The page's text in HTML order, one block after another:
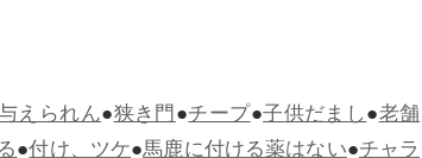
えられん●狭き門●チープ●子供だまし●老舗